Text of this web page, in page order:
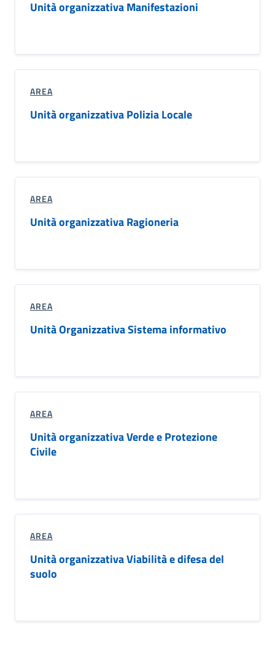
Unità organizzativa Manifestazioni
AREA
Unità organizzativa Polizia Locale
AREA
Unità organizzativa Ragioneria
AREA
Unità Organizzativa Sistema informativo
AREA
Unità organizzativa Verde e Protezione
Civile
AREA
Unità organizzativa Viabilità e difesa del
suolo